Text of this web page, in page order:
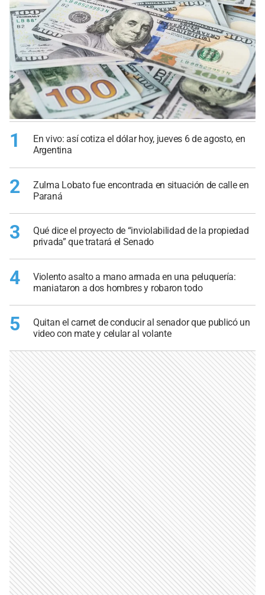
1
En vivo: así cotiza el dólar hoy, jueves 6 de agosto, en
Argentina
2
Zulma Lobato fue encontrada en situación de calle en
Paraná
3
Qué dice el proyecto de “inviolabilidad de la propiedad
privada” que tratará el Senado
4
Violento asalto a mano armada en una peluquería:
maniataron a dos hombres y robaron todo
5
Quitan el carnet de conducir al senador que publicó un
video con mate y celular al volante